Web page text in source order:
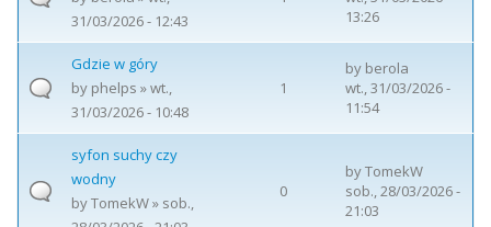
31/03/2026 - 12:43
13:26
Gdzie w góry
by phelps » wt.,
31/03/2026 - 10:48
1
by berola
wt., 31/03/2026 -
11:54
syfon suchy czy
wodny
byTomekW» sob.,
0
byTomekW
sob., 28/03/2026 -
21:03